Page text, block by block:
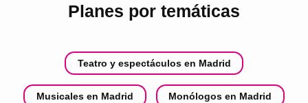
Planes por temáticas
Teatro y espectáculos en Madrid
Musicales en Madrid Monólogos en Madrid